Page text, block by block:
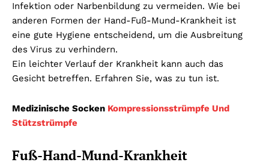
Infektion oder Narbenbildung zu vermeiden. Wie bei
anderen Formen der Hand-Fuß-Mund-Krankheit ist
eine gute Hygiene entscheidend, um die Ausbreitung
des Virus zu verhindern.
Ein leichter Verlauf der Krankheit kann auch das
Gesicht betreffen. Erfahren Sie, was zu tun ist.
Medizinische Socken Kompressionsstrümpfe Und
Stützstrümpfe
Fuß-Hand-Mund-Krankheit